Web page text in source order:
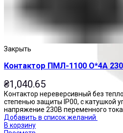
Закрыть
Контактор ПМЛ-1100 О*4А
₴1,040.65
Контактор нереверсивный без
степенью защиты IP00, с катушкой
напряжение 230В переменного тока.
Добавить в список желаний
В корзину